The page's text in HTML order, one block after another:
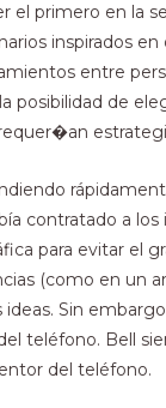
el primero en la
inspirados
entre
posibilidad de
contratado a
para evitar el
(como en un
Sin
teléfono. Bell
del teléfono.